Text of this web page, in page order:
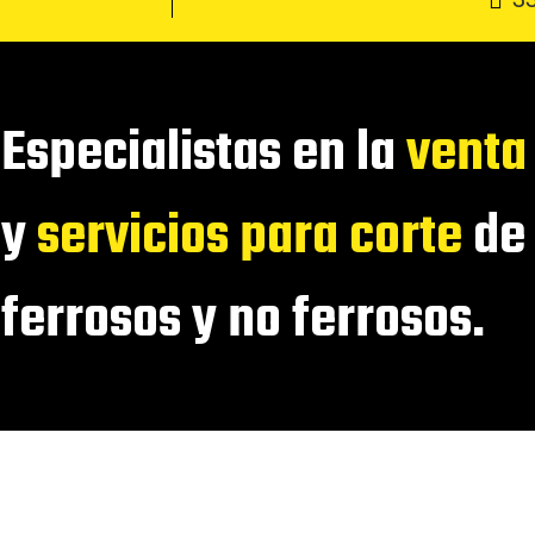
Especialistas en la
yservicios para corte
ferrosos y no ferrosos.